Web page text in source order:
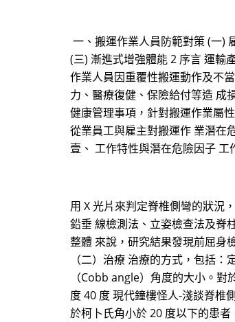
一、搬運作業人員防範對策 (一)
(三) 漸進式增強體能 2 序言 運輸
作業人員因重覆性搬運動作及不
力、醫療復健、保險給付等造 成
健康管理事項，針對搬運作業屬
從業員工與雇主對搬運作 業潛在
壹、 工作特性與潛在危險因子
用 X 光片來判定脊椎側彎的狀況
鉛垂 線檢測法、立姿檢查法及脊
整體 來說，研究結果發現前屈身
（二）治療 治療的方式，包括
（Cobb angle）角度的大小。
度 40 度 現代鐘樓怪人-淺談脊椎
於柯卜氏角小於 20 度以下的患